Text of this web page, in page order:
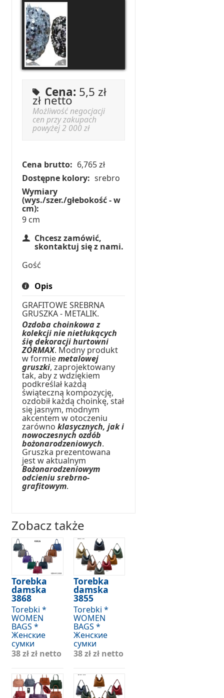
Cena: 5,5 zł
zł netto
Możliwość negocjacji
cen przy zakupach
powyżej 2 000 zł
Cena brutto: 6,765 zł
Dostępne kolory: srebro
Wymiary
(wys./szer./głebokość - w
cm):
9 cm
Chcesz zamówić,
skontaktuj się z nami.
Gość
Opis
GRAFITOWE SREBRNA
GRUSZKA - METALIK.
Ozdoba choinkowa z
kolekcji nie nietłukących
śię dekoracji hurtowni
ZORMAX. Modny produkt
w formiemetalowej
gruszki, zaprojektowany
tak, aby z wdziękiem
podkreślał każdą
świąteczną kompozycję,
ozdobił każdą choinkę, stał
się jasnym, modnym
akcentem w otoczeniu
zarównoklasycznych, jak i
nowoczesnych ozdób
bożonarodzeniowych.
Gruszka prezentowana
jest w aktualnym
Bożonarodzeniowym
odcieniu srebrno-
grafitowym.
Zobacz także
Torebka
damska
3868
Torebki *
WOMEN
BAGS *
Женские
сумки
38 złzł netto
Torebka
damska
3855
Torebki *
WOMEN
BAGS *
Женские
сумки
38 złzł netto